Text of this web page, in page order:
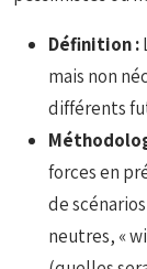
Définition :
mais non
différents
forces en
de
neutres, «